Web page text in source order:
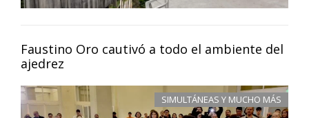
Faustino Oro cautivó a todo el ambiente del
ajedrez
SIMULTÁNEAS Y MUCHO MÁS